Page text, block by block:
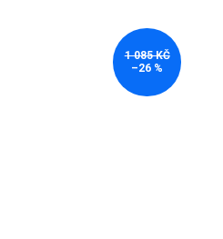
1 085 KČ
–26 %